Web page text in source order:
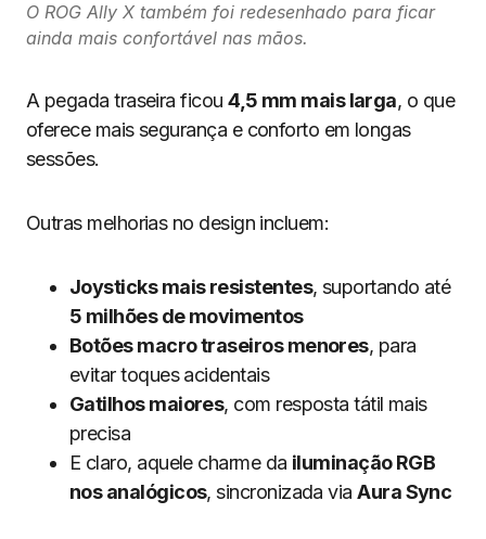
O ROG Ally X também foi redesenhado para ficar
ainda mais confortável nas mãos.
A pegada traseira ficou4,5 mm mais larga, o que
oferece mais segurança e conforto em longas
sessões.
Outras melhorias no design incluem:
Joysticks mais resistentes, suportando até
5 milhões de movimentos
Botões macro traseiros menores, para
evitar toques acidentais
Gatilhos maiores, com resposta tátil mais
precisa
E claro, aquele charme da iluminação RGB
nos analógicos, sincronizada viaAura Sync